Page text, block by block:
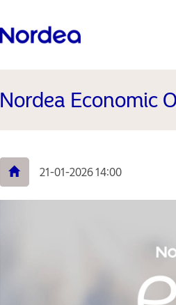
Nordea Economic
21-01-2026 14:00